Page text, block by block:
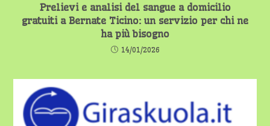
Prelievi e analisi del sangue a domicilio
gratuiti a Bernate Ticino: un servizio per chi ne
ha più bisogno
14/01/2026